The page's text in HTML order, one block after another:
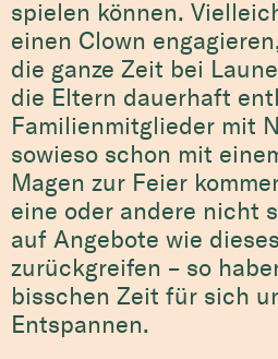
spielen können.
einen Clown
die ganze Zeit bei
die Eltern dauerhaft
Familienmitglieder mit
sowieso schon mit
Magen zur Feier
eine oder andere nicht
auf Angebote wie
zurückgreifen – so
bisschen Zeit für sich
Entspannen.